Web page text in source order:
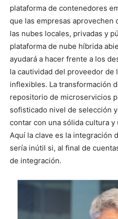
plataforma de contenedores
que las empresas aprovechen
las nubes locales, privadas y
plataforma de nube híbrida
ayudará a hacer frente a los
la cautividad del proveedor de
inflexibles. La transformación
repositorio de microservicios
sofisticado nivel de selección
contar con una sólida cultura
Aquí la clave es la integración
sería inútil si, al final de
de integración.